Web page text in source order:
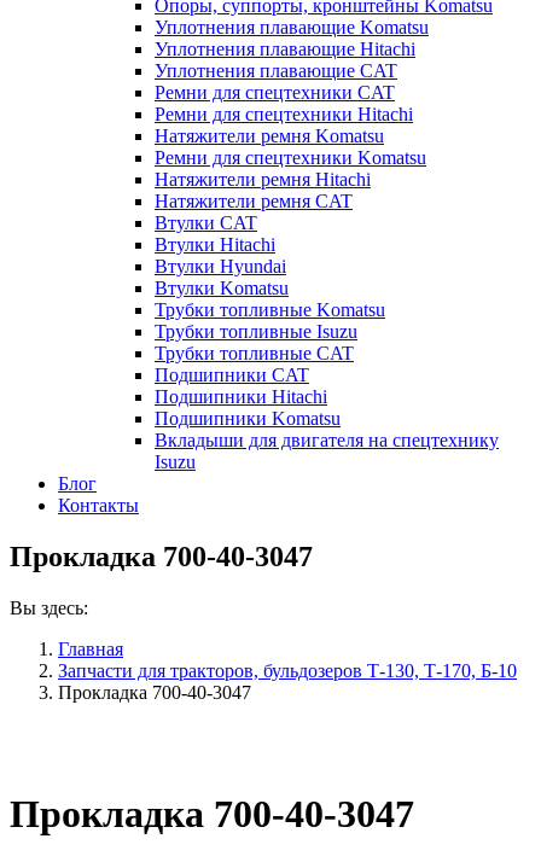
Опоры, суппорты, кронштейны Komatsu
Уплотнения плавающие Komatsu
Уплотнения плавающие Hitachi
Уплотнения плавающие CAT
Ремни для спецтехники CAT
Ремни для спецтехники Hitachi
Натяжители ремня Komatsu
Ремни для спецтехники Komatsu
Натяжители ремня Hitachi
Натяжители ремня CAT
Втулки CAT
Втулки Hitachi
Втулки Hyundai
Втулки Komatsu
Трубки топливные Komatsu
Трубки топливные Isuzu
Трубки топливные CAT
Подшипники CAT
Подшипники Hitachi
Подшипники Komatsu
Вкладыши для двигателя на спецтехнику
Isuzu
Блог
Контакты
Прокладка 700-40-3047
Вы здесь:
Главная
Запчасти для тракторов, бульдозеров Т-130, Т-170, Б-10
Прокладка 700-40-3047
Прокладка 700-40-3047